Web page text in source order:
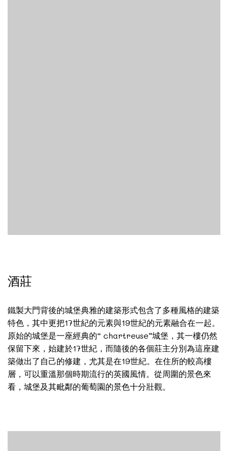
酒莊
鐵製大門背後的城堡典雅的建築形式包含了多種風格的建築
特色，其中更把17世紀的元素與19世紀的元素融合在一起。
原始的城堡是一座經典的“ chartreuse”城堡，其一樓仍然
保留下來，始建於17世紀，而隨後的各個莊主分別為這座建
築做出了自己的修建，尤其是在19世紀。在住所的較高樓
層，可以重溫那個時期流行的英國風情。從周圍的景色來
看，城堡及其毗鄰的葡萄園的景色十分壯觀。